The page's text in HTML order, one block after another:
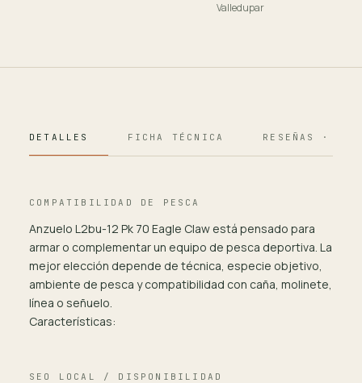
Valledupar
DETALLES FICHA TÉCNICA RESEÑAS · 124
COMPATIBILIDAD DE PESCA
Anzuelo L2bu-12 Pk 70 Eagle Claw está pensado para
armar o complementar un equipo de pesca deportiva. La
mejor elección depende de técnica, especie objetivo,
ambiente de pesca y compatibilidad con caña, molinete,
línea o señuelo.
Características:
SEO LOCAL / DISPONIBILIDAD